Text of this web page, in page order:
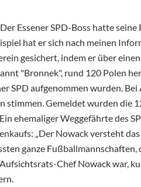
Essener SPD-Boss hatte
hat er sich nach meinen
gesichert, indem er über
"Bronnek", rund 120 Polen
SPD aufgenommen wurden.
stimmen. Gemeldet wurden die
ehemaliger Weggefährte des
„Der Nowack versteht
ganze Fußballmannschaften,
Chef Nowack war,